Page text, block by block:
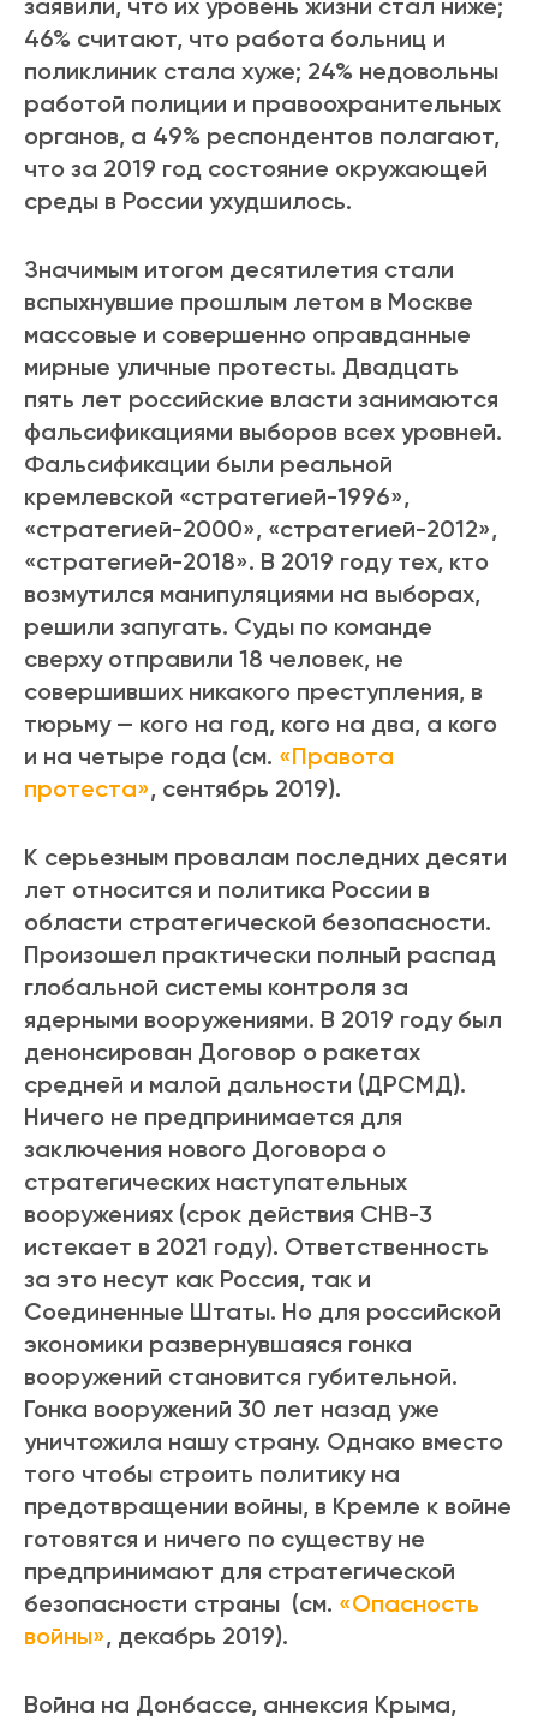
46% считают, что работа больниц и
поликлиник стала хуже; 24% недовольны
работой полиции и правоохранительных
органов, а 49% респондентов полагают,
что за 2019 год состояние окружающей
среды в России ухудшилось.
Значимым итогом десятилетия стали
вспыхнувшие прошлым летом в Москве
массовые и совершенно оправданные
мирные уличные протесты. Двадцать
пять лет российские власти занимаются
фальсификациями выборов всех уровней.
Фальсификации были реальной
кремлевской «стратегией-1996»,
«стратегией-2000», «стратегией-2012»,
«стратегией-2018». В 2019 году тех, кто
возмутился манипуляциями на выборах,
решили запугать. Суды по команде
сверху отправили 18 человек, не
совершивших никакого преступления, в
тюрьму — кого на год, кого на два, а кого
и на четыре года (см. «Правота
протеста», сентябрь 2019).
К серьезным провалам последних десяти
лет относится и политика России в
области стратегической безопасности.
Произошел практически полный распад
глобальной системы контроля за
ядерными вооружениями. В 2019 году был
денонсирован Договор о ракетах
средней и малой дальности (ДРСМД).
Ничего не предпринимается для
заключения нового Договора о
стратегических наступательных
вооружениях (срок действия СНВ-3
истекает в 2021 году). Ответственность
за это несут как Россия, так и
Соединенные Штаты. Но для российской
экономики развернувшаяся гонка
вооружений становится губительной.
Гонка вооружений 30 лет назад уже
уничтожила нашу страну. Однако вместо
того чтобы строить политику на
предотвращении войны, в Кремле к войне
готовятся и ничего по существу не
предпринимают для стратегической
безопасности страны (см. «Опасность
войны», декабрь 2019).
Война на Донбассе, аннексия Крыма,